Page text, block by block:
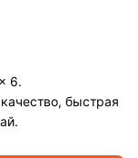
6.
быстрая